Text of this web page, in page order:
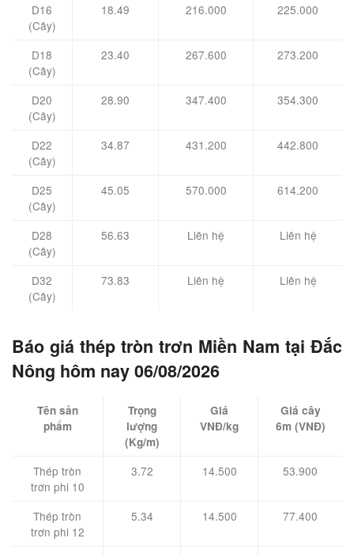
D16
(Cây)
18.49 216.000 225.000
D18
(Cây)
23.40 267.600 273.200
D20
(Cây)
28.90 347.400 354.300
D22
(Cây)
34.87 431.200 442.800
D25
(Cây)
45.05 570.000 614.200
D28
(Cây)
56.63 Liên hệ Liên hệ
D32
(Cây)
73.83 Liên hệ Liên hệ
Báo giá thép tròn trơn Miền Nam tại Đắc
Nông hôm nay 06/08/2026
Tên sản
phẩm
Trọng
lượng
(Kg/m)
Giá
VNĐ/kg
Giá cây
6m (VNĐ)
Thép tròn
trơn phi 10
3.72 14.500 53.900
Thép tròn
trơn phi 12
5.34 14.500 77.400